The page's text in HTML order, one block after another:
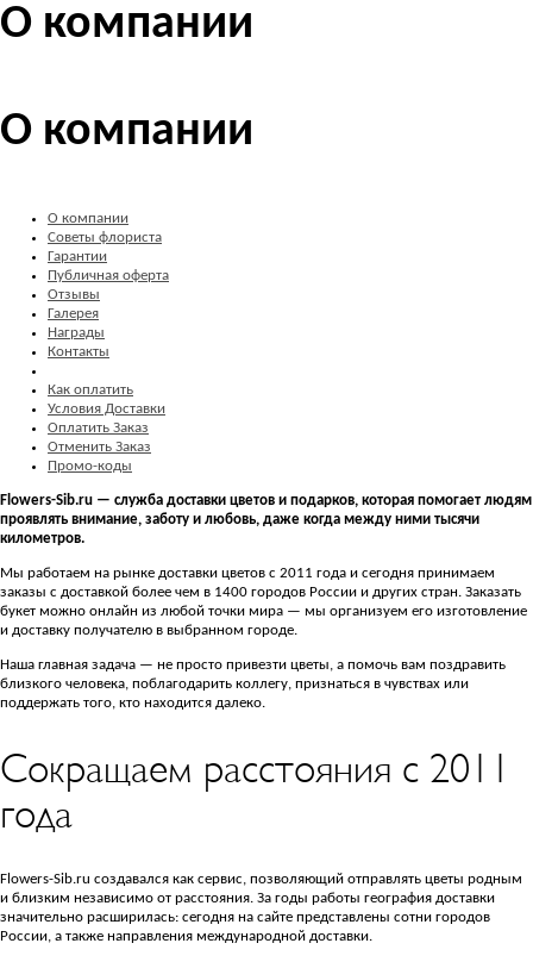
О компании
О компании
О компании
Советы флориста
Гарантии
Публичная оферта
Отзывы
Галерея
Награды
Контакты
Как оплатить
Условия Доставки
Оплатить Заказ
Отменить Заказ
Промо-коды
Flowers-Sib.ru — служба доставки цветов и подарков, которая помогает людям
проявлять внимание, заботу и любовь, даже когда между ними тысячи
километров.
Мы работаем на рынке доставки цветов с 2011 года и сегодня принимаем
заказы с доставкой более чем в 1400 городов России и других стран. Заказать
букет можно онлайн из любой точки мира — мы организуем его изготовление
и доставку получателю в выбранном городе.
Наша главная задача — не просто привезти цветы, а помочь вам поздравить
близкого человека, поблагодарить коллегу, признаться в чувствах или
поддержать того, кто находится далеко.
Сокращаем расстояния с 2011
года
Flowers-Sib.ru создавался как сервис, позволяющий отправлять цветы родным
и близким независимо от расстояния. За годы работы география доставки
значительно расширилась: сегодня на сайте представлены сотни городов
России, а также направления международной доставки.